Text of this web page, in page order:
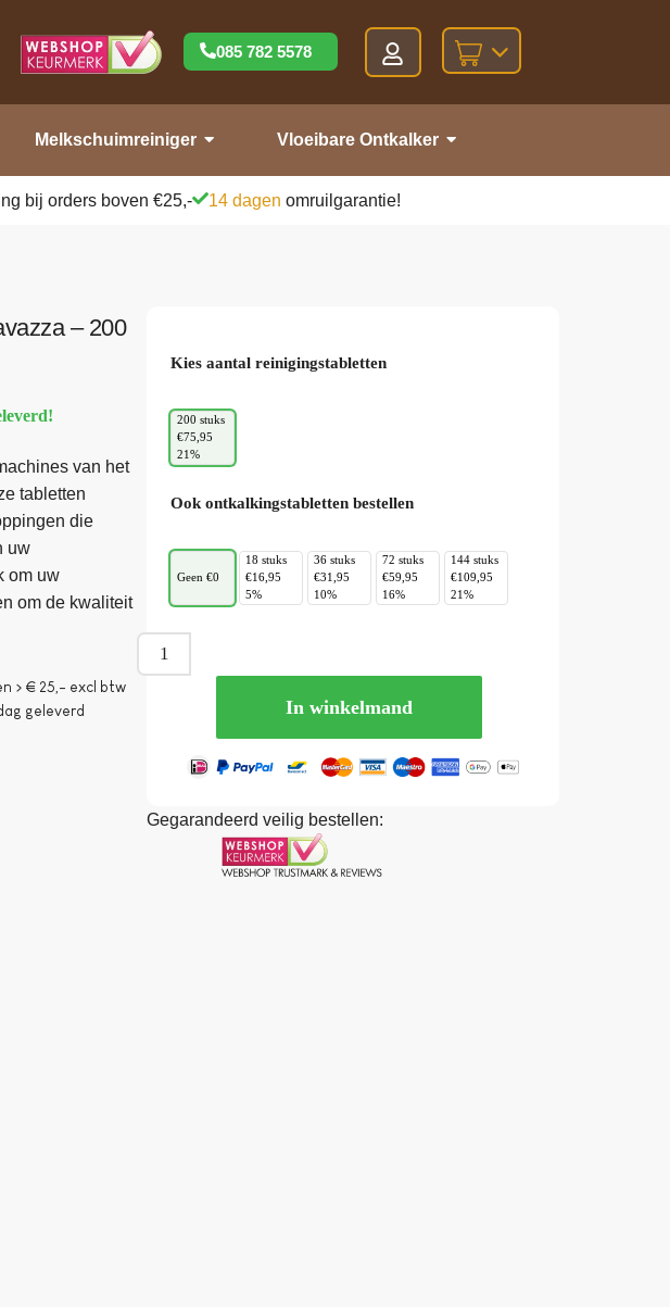
085 782 5578
Melkschuimreiniger Vloeibare Ontkalker
bij orders boven €25,- 14 dagen omruilgarantie!
– 200
van het
tabletten
die
uw
om uw
om de kwaliteit
> € 25,- excl btw
geleverd
Kies aantal reinigingstabletten
200 stuks
€75,95
21%
Ook ontkalkingstabletten bestellen
Geen €0
18 stuks
€16,95
5%
36 stuks
€31,95
10%
72 stuks
€59,95
16%
144 stuks
€109,95
21%
In winkelmand
Gegarandeerd veilig bestellen: